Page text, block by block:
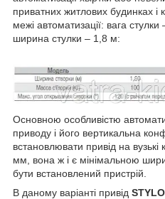
приватних житлових будинках і
межі автоматизації: вага
ширина стулки – 1,8 м:
Основною особливістю
приводу і його вертикальна
встановлювати привід на
мм, вона ж і є мінімальною
бути встановлений пристрій.
В даному варіанті привід